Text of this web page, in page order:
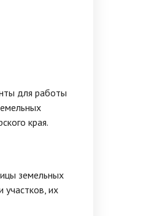
для работы
края.
земельных
их